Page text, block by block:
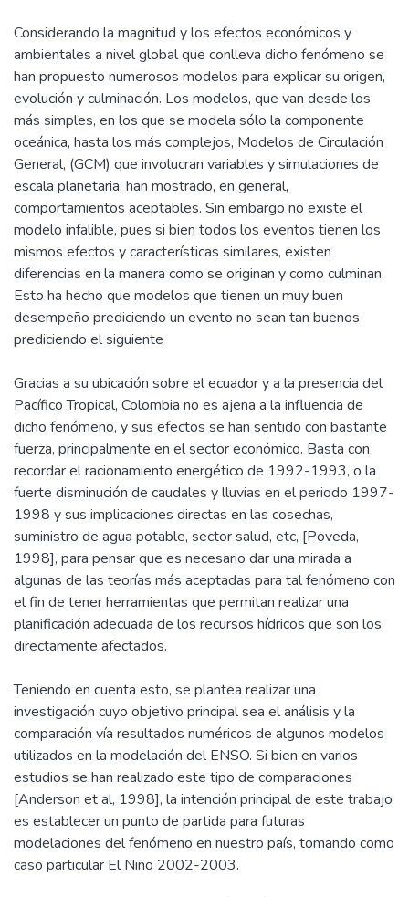
Considerando la magnitud y los efectos económicos y
ambientales a nivel global que conlleva dicho fenómeno se
han propuesto numerosos modelos para explicar su origen,
evolución y culminación. Los modelos, que van desde los
más simples, en los que se modela sólo la componente
oceánica, hasta los más complejos, Modelos de Circulación
General, (GCM) que involucran variables y simulaciones de
escala planetaria, han mostrado, en general,
comportamientos aceptables. Sin embargo no existe el
modelo infalible, pues si bien todos los eventos tienen los
mismos efectos y características similares, existen
diferencias en la manera como se originan y como culminan.
Esto ha hecho que modelos que tienen un muy buen
desempeño prediciendo un evento no sean tan buenos
prediciendo el siguiente
Gracias a su ubicación sobre el ecuador y a la presencia del
Pacífico Tropical, Colombia no es ajena a la influencia de
dicho fenómeno, y sus efectos se han sentido con bastante
fuerza, principalmente en el sector económico. Basta con
recordar el racionamiento energético de 1992-1993, o la
fuerte disminución de caudales y lluvias en el periodo 1997-
1998 y sus implicaciones directas en las cosechas,
suministro de agua potable, sector salud, etc, [Poveda,
1998], para pensar que es necesario dar una mirada a
algunas de las teorías más aceptadas para tal fenómeno con
el fin de tener herramientas que permitan realizar una
planificación adecuada de los recursos hídricos que son los
directamente afectados.
Teniendo en cuenta esto, se plantea realizar una
investigación cuyo objetivo principal sea el análisis y la
comparación vía resultados numéricos de algunos modelos
utilizados en la modelación del ENSO. Si bien en varios
estudios se han realizado este tipo de comparaciones
[Anderson et al, 1998], la intención principal de este trabajo
es establecer un punto de partida para futuras
modelaciones del fenómeno en nuestro país, tomando como
caso particular El Niño 2002-2003.